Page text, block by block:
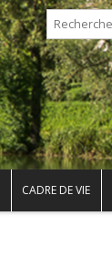
CADRE DE VIE